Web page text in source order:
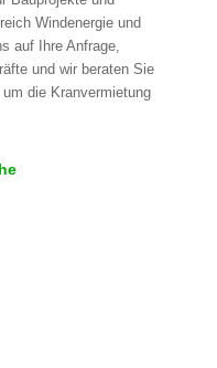
Windenergie und
auf Ihre Anfrage,
und wir beraten Sie
die Kranvermietung